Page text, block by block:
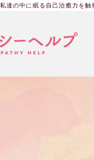
達の中に眠る自己治癒力を触